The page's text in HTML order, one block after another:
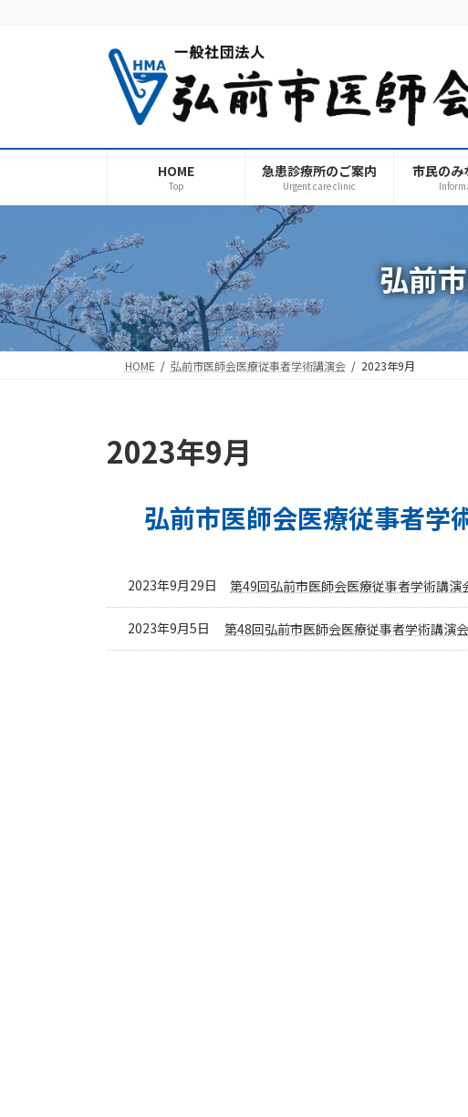
プ
動
HOME
Top
急患診療所のご案内
Urgent care clinic
市民のみ
弘前
HOME 弘前市医師会医療従事者学術講演会 2023年9月
2023年9月
弘前市医師会医療従事者学
2023年9月29日 第49回弘前市医師会医療従事者学術講演
2023年9月5日 第48回弘前市医師会医療従事者学術講演会